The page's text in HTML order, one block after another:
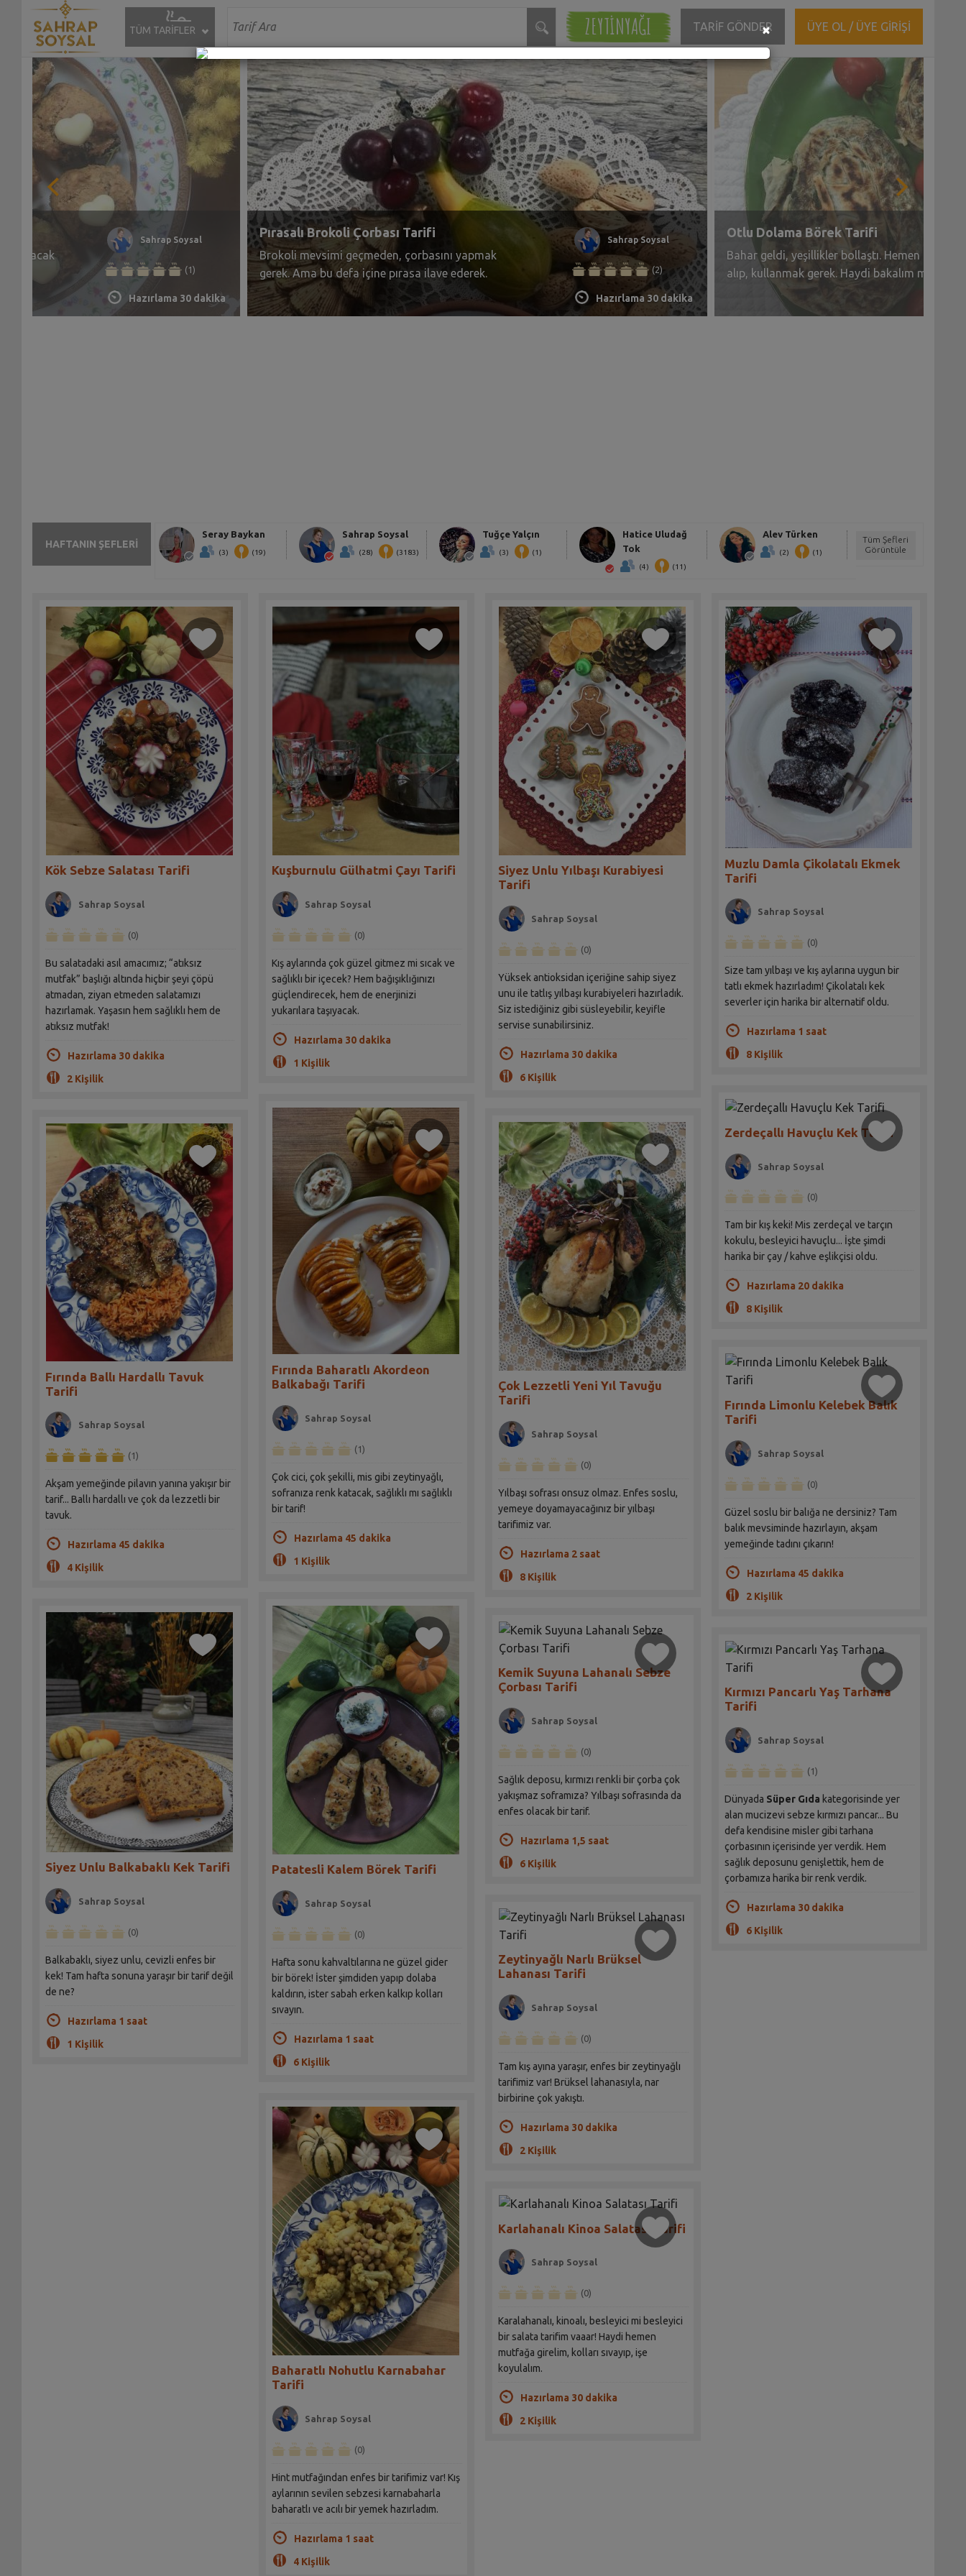
TÜM TARİFLER ZEYTİNYAĞI TARİF GÖNDER ÜYE OL / ÜYE GİRİŞİ
Pırasalı Brokoli Çorbası Tarifi
Brokoli mevsimi geçmeden, çorbasını yapmak
gerek. Ama bu defa içine pırasa ilave ederek.
Muzlu Tahinli Pekmezli Kurabiye Tarifi
Şekersiz, yağsız, tam da çayın yanına eşlikçi olacak
bir tarifim var. Valla ben yemelere doyamadım.
Bakalım siz beğenecek misiniz?
Sahrap Soysal
(1)
Hazırlama 30 dakika
hepsi
Sahrap Soysal
(0)
Hazırlama 45 dakika
HAFTANIN ŞEFLERİ
Seray Baykan
(3) (19)
Sahrap Soysal
(28) (3183)
Tuğçe Yalçın
(3) (1)
Hatice Uludağ
Tok
(4) (11)
Alev Türken
(2) (1)
Tüm Şefleri
Görüntüle
Kök Sebze Salatası Tarifi
Sahrap Soysal
(0)
Bu salatadaki asıl amacımız; “atıksız
mutfak” başlığı altında hiçbir şeyi çöpü
atmadan, ziyan etmeden salatamızı
hazırlamak. Yaşasın hem sağlıklı hem de
atıksız mutfak!
Hazırlama 30 dakika
2 Kişilik
Fırında Ballı Hardallı Tavuk
Tarifi
Sahrap Soysal
(1)
Akşam yemeğinde pilavın yanına yakışır bir
tarif... Ballı hardallı ve çok da lezzetli bir
tavuk.
Hazırlama 45 dakika
4 Kişilik
Siyez Unlu Balkabaklı Kek Tarifi
Sahrap Soysal
(0)
Balkabaklı, siyez unlu, cevizli enfes bir
kek! Tam hafta sonuna yaraşır bir tarif değil
de ne?
Hazırlama 1 saat
1 Kişilik
Kuşburnulu Gülhatmi Çayı Tarifi
Sahrap Soysal
(0)
Kış aylarında çok güzel gitmez mi sıcak ve
sağlıklı bir içecek? Hem bağışıklığınızı
güçlendirecek, hem de enerjinizi
yukarılara taşıyacak.
Hazırlama 30 dakika
1 Kişilik
Fırında Baharatlı Akordeon
Balkabağı Tarifi
Sahrap Soysal
(1)
Çok cici, çok şekilli, mis gibi zeytinyağlı,
sofranıza renk katacak, sağlıklı mı sağlıklı
bir tarif!
Hazırlama 45 dakika
1 Kişilik
Patatesli Kalem Börek Tarifi
Sahrap Soysal
(0)
Hafta sonu kahvaltılarına ne güzel gider
bir börek! İster şimdiden yapıp dolaba
kaldırın, ister sabah erken kalkıp kolları
sıvayın.
Hazırlama 1 saat
6 Kişilik
Baharatlı Nohutlu Karnabahar
Tarifi
Sahrap Soysal
(0)
Hint mutfağından enfes bir tarifimiz var! Kış
aylarının sevilen sebzesi karnabaharla
baharatlı ve acılı bir yemek hazırladım.
Hazırlama 1 saat
4 Kişilik
Siyez Unlu Yılbaşı Kurabiyesi
Tarifi
Sahrap Soysal
(0)
Yüksek antioksidan içeriğine sahip siyez
unu ile tatlış yılbaşı kurabiyeleri hazırladık.
Siz istediğiniz gibi süsleyebilir, keyifle
servise sunabilirsiniz.
Hazırlama 30 dakika
6 Kişilik
Çok Lezzetli Yeni Yıl Tavuğu
Tarifi
Sahrap Soysal
(0)
Yılbaşı sofrası onsuz olmaz. Enfes soslu,
yemeye doyamayacağınız bir yılbaşı
tarifimiz var.
Hazırlama 2 saat
8 Kişilik
Kemik Suyuna Lahanalı Sebze
Çorbası Tarifi
Sahrap Soysal
(0)
Sağlık deposu, kırmızı renkli bir çorba çok
yakışmaz soframıza? Yılbaşı sofrasında da
enfes olacak bir tarif.
Hazırlama 1,5 saat
6 Kişilik
Zeytinyağlı Narlı Brüksel
Lahanası Tarifi
Sahrap Soysal
(0)
Tam kış ayına yaraşır, enfes bir zeytinyağlı
tarifimiz var! Brüksel lahanasıyla, nar
birbirine çok yakıştı.
Hazırlama 30 dakika
2 Kişilik
Karlahanalı Kinoa Salatası Tarifi
Sahrap Soysal
(0)
Karalahanalı, kinoalı, besleyici mi besleyici
bir salata tarifim vaaar! Haydi hemen
mutfağa girelim, kolları sıvayıp, işe
koyulalım.
Hazırlama 30 dakika
2 Kişilik
Muzlu Damla Çikolatalı Ekmek
Tarifi
Sahrap Soysal
(0)
Size tam yılbaşı ve kış aylarına uygun bir
tatlı ekmek hazırladım! Çikolatalı kek
severler için harika bir alternatif oldu.
Hazırlama 1 saat
8 Kişilik
Zerdeçallı Havuçlu Kek Tarifi
Sahrap Soysal
(0)
Tam bir kış keki! Mis zerdeçal ve tarçın
kokulu, besleyici havuçlu... İşte şimdi
harika bir çay / kahve eşlikçisi oldu.
Hazırlama 20 dakika
8 Kişilik
Fırında Limonlu Kelebek Balık
Tarifi
Sahrap Soysal
(0)
Güzel soslu bir balığa ne dersiniz? Tam
balık mevsiminde hazırlayın, akşam
yemeğinde tadını çıkarın!
Hazırlama 45 dakika
2 Kişilik
Kırmızı Pancarlı Yaş Tarhana
Tarifi
Sahrap Soysal
(1)
Dünyada Süper Gıda kategorisinde yer
alan mucizevi sebze kırmızı pancar... Bu
defa kendisine misler gibi tarhana
çorbasının içerisinde yer verdik. Hem
sağlık deposunu genişlettik, hem de
çorbamıza harika bir renk verdik.
Hazırlama 30 dakika
6 Kişilik
×Close